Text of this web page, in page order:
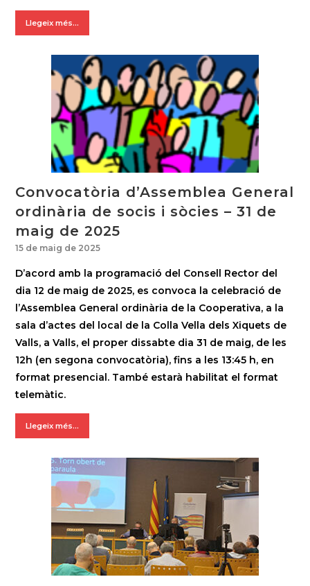
Llegeix més...
Convocatòria d’Assemblea General
ordinària de socis i sòcies – 31 de
maig de 2025
15 de maig de 2025
D’acord amb la programació del Consell Rector del
dia 12 de maig de 2025, es convoca la celebració de
l’Assemblea General ordinària de la Cooperativa, a la
sala d’actes del local de la Colla Vella dels Xiquets de
Valls, a Valls, el proper dissabte dia 31 de maig, de les
12h (en segona convocatòria), fins a les 13:45 h, en
format presencial. També estarà habilitat el format
telemàtic.
Llegeix més...